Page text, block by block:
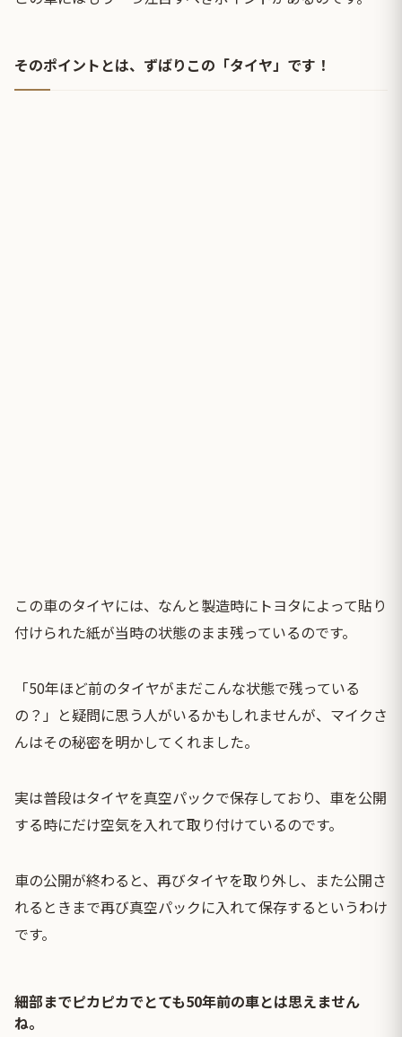
そのポイントとは、ずばりこの「タイヤ」です！
この車のタイヤには、なんと製造時にトヨタによって貼り
付けられた紙が当時の状態のまま残っているのです。
「50年ほど前のタイヤがまだこんな状態で残っている
の？」と疑問に思う人がいるかもしれませんが、マイクさ
んはその秘密を明かしてくれました。
実は普段はタイヤを真空パックで保存しており、車を公開
する時にだけ空気を入れて取り付けているのです。
車の公開が終わると、再びタイヤを取り外し、また公開さ
れるときまで再び真空パックに入れて保存するというわけ
です。
細部までピカピカでとても50年前の車とは思えません
ね。